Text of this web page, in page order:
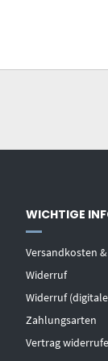
WICHTIGE
Versandkosten
Widerruf
Widerruf
Zahlungsarten
Vertrag